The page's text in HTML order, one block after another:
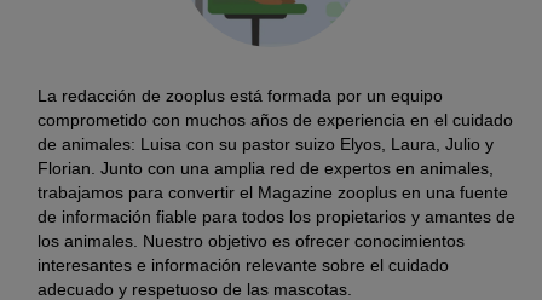
La redacción de zooplus está formada por un equipo
comprometido con muchos años de experiencia en el cuidado
de animales: Luisa con su pastor suizo Elyos, Laura, Julio y
Florian. Junto con una amplia red de expertos en animales,
trabajamos para convertir el Magazine zooplus en una fuente
de información fiable para todos los propietarios y amantes de
los animales. Nuestro objetivo es ofrecer conocimientos
interesantes e información relevante sobre el cuidado
adecuado y respetuoso de las mascotas.